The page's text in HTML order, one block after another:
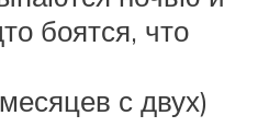
боятся, что
с двух)